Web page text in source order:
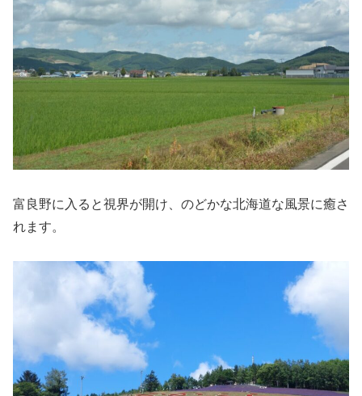
富良野に入ると視界が開け、のどかな北海道な風景に癒さ
れます。